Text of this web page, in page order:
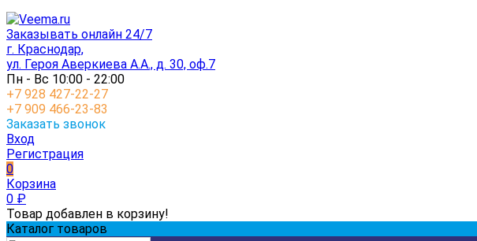
Заказывать онлайн 24/7
г. Краснодар,
ул. Героя Аверкиева А.А., д. 30, оф.7
Пн - Вс 10:00 - 22:00
+7 928 427-22-27
+7 909 466-23-83
Заказать звонок
Вход
Регистрация
0
Корзина
0 ₽
Товар добавлен в корзину!
Каталог товаров